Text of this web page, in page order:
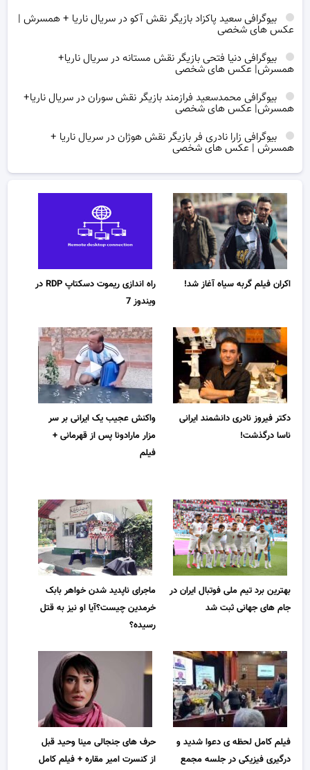
بیوگرافی سعید پاکزاد بازیگر نقش آکو در سریال ناریا + همسرش |
عکس های شخصی
بیوگرافی دنیا فتحی بازیگر نقش مستانه در سریال ناریا+
همسرش| عکس های شخصی
بیوگرافی محمدسعید فرازمند بازیگر نقش سوران در سریال ناریا+
همسرش| عکس های شخصی
بیوگرافی زارا نادری فر بازیگر نقش هوژان در سریال ناریا +
همسرش | عکس های شخصی
اکران فیلم گربه سیاه آغاز شد!
راه اندازی ریموت دسکتاپ RDP در
ویندوز 7
دکتر فیروز نادری دانشمند ایرانی
ناسا درگذشت!
واکنش عجیب یک ایرانی بر سر
مزار مارادونا پس از قهرمانی +
فیلم
بهترین برد تیم ملی فوتبال ایران در
جام های جهانی ثبت شد
ماجرای ناپدید شدن خواهر بابک
خرمدین چیست؟آیا او نیز به قتل
رسیده؟
فیلم کامل لحظه ی دعوا شدید و
درگیری فیزیکی در جلسه مجمع
حرف های جنجالی مینا وحید قبل
از کنسرت امیر مقاره + فیلم کامل